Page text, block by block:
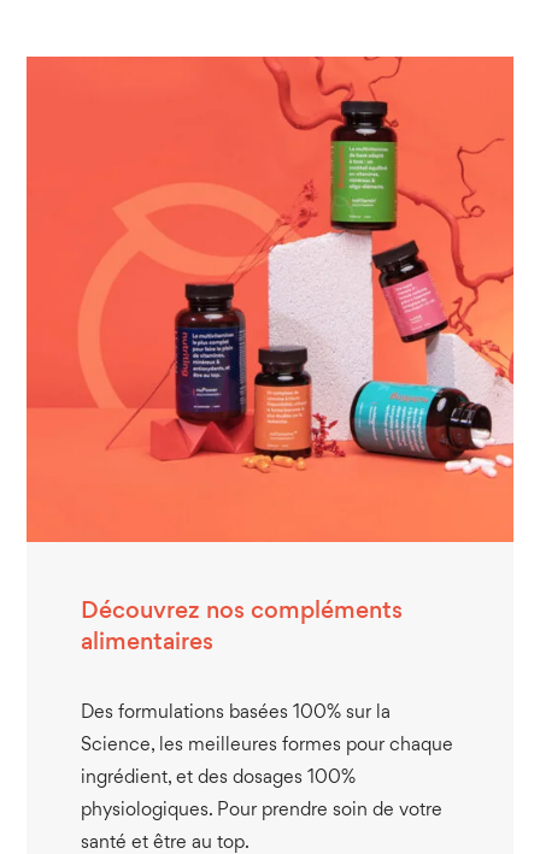
Découvrez nos compléments
alimentaires
Des formulations basées 100% sur la
Science, les meilleures formes pour chaque
ingrédient, et des dosages 100%
physiologiques. Pour prendre soin de votre
santé et être au top.